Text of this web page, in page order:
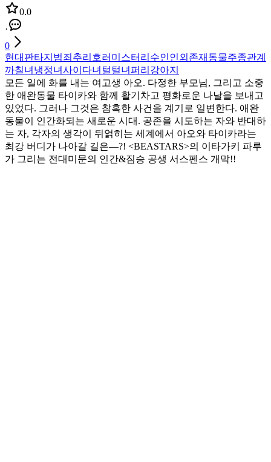
0.0
·
0
현대판타지 범죄 추리 호러 미스터리 수인인외존재 동물주종관계
까칠녀 냉정녀사이다녀 털털녀 퍼리 강아지
모든 일에 화를 내는 여고생 아오. 다정한 부모님, 그리고 소중
한 애완동물 타이카와 함께 활기차고 평화로운 나날을 보내고
있었다. 그러나 그것은 참혹한 사건을 계기로 일변한다. 애완
동물이 인간화되는 새로운 시대. 공존을 시도하는 자와 반대하
는 자, 각자의 생각이 뒤얽히는 세계에서 아오와 타이카라는
최강 버디가 나아갈 길은―?! <BEASTARS>의 이타가키 파루
가 그리는 전대미문의 인간&짐승 공생 서스펜스 개막!!